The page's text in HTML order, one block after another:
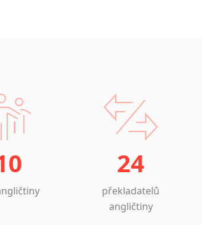
24
překladatelů
angličtiny